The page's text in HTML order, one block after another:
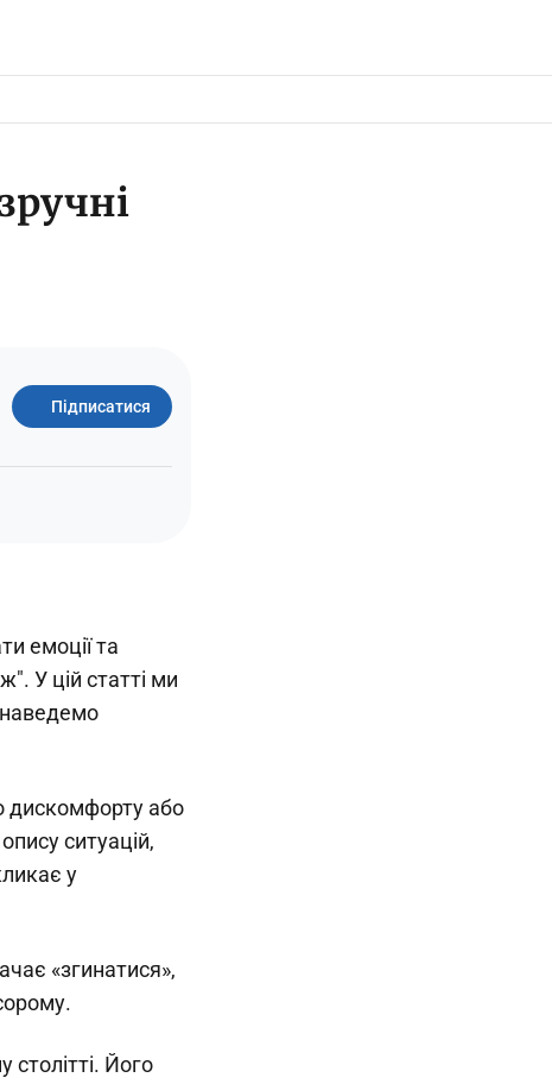
Підписатися
емоції та
У цій статті ми
наведемо
дискомфорту або
ситуацій,
у
«згинатися»,
Його